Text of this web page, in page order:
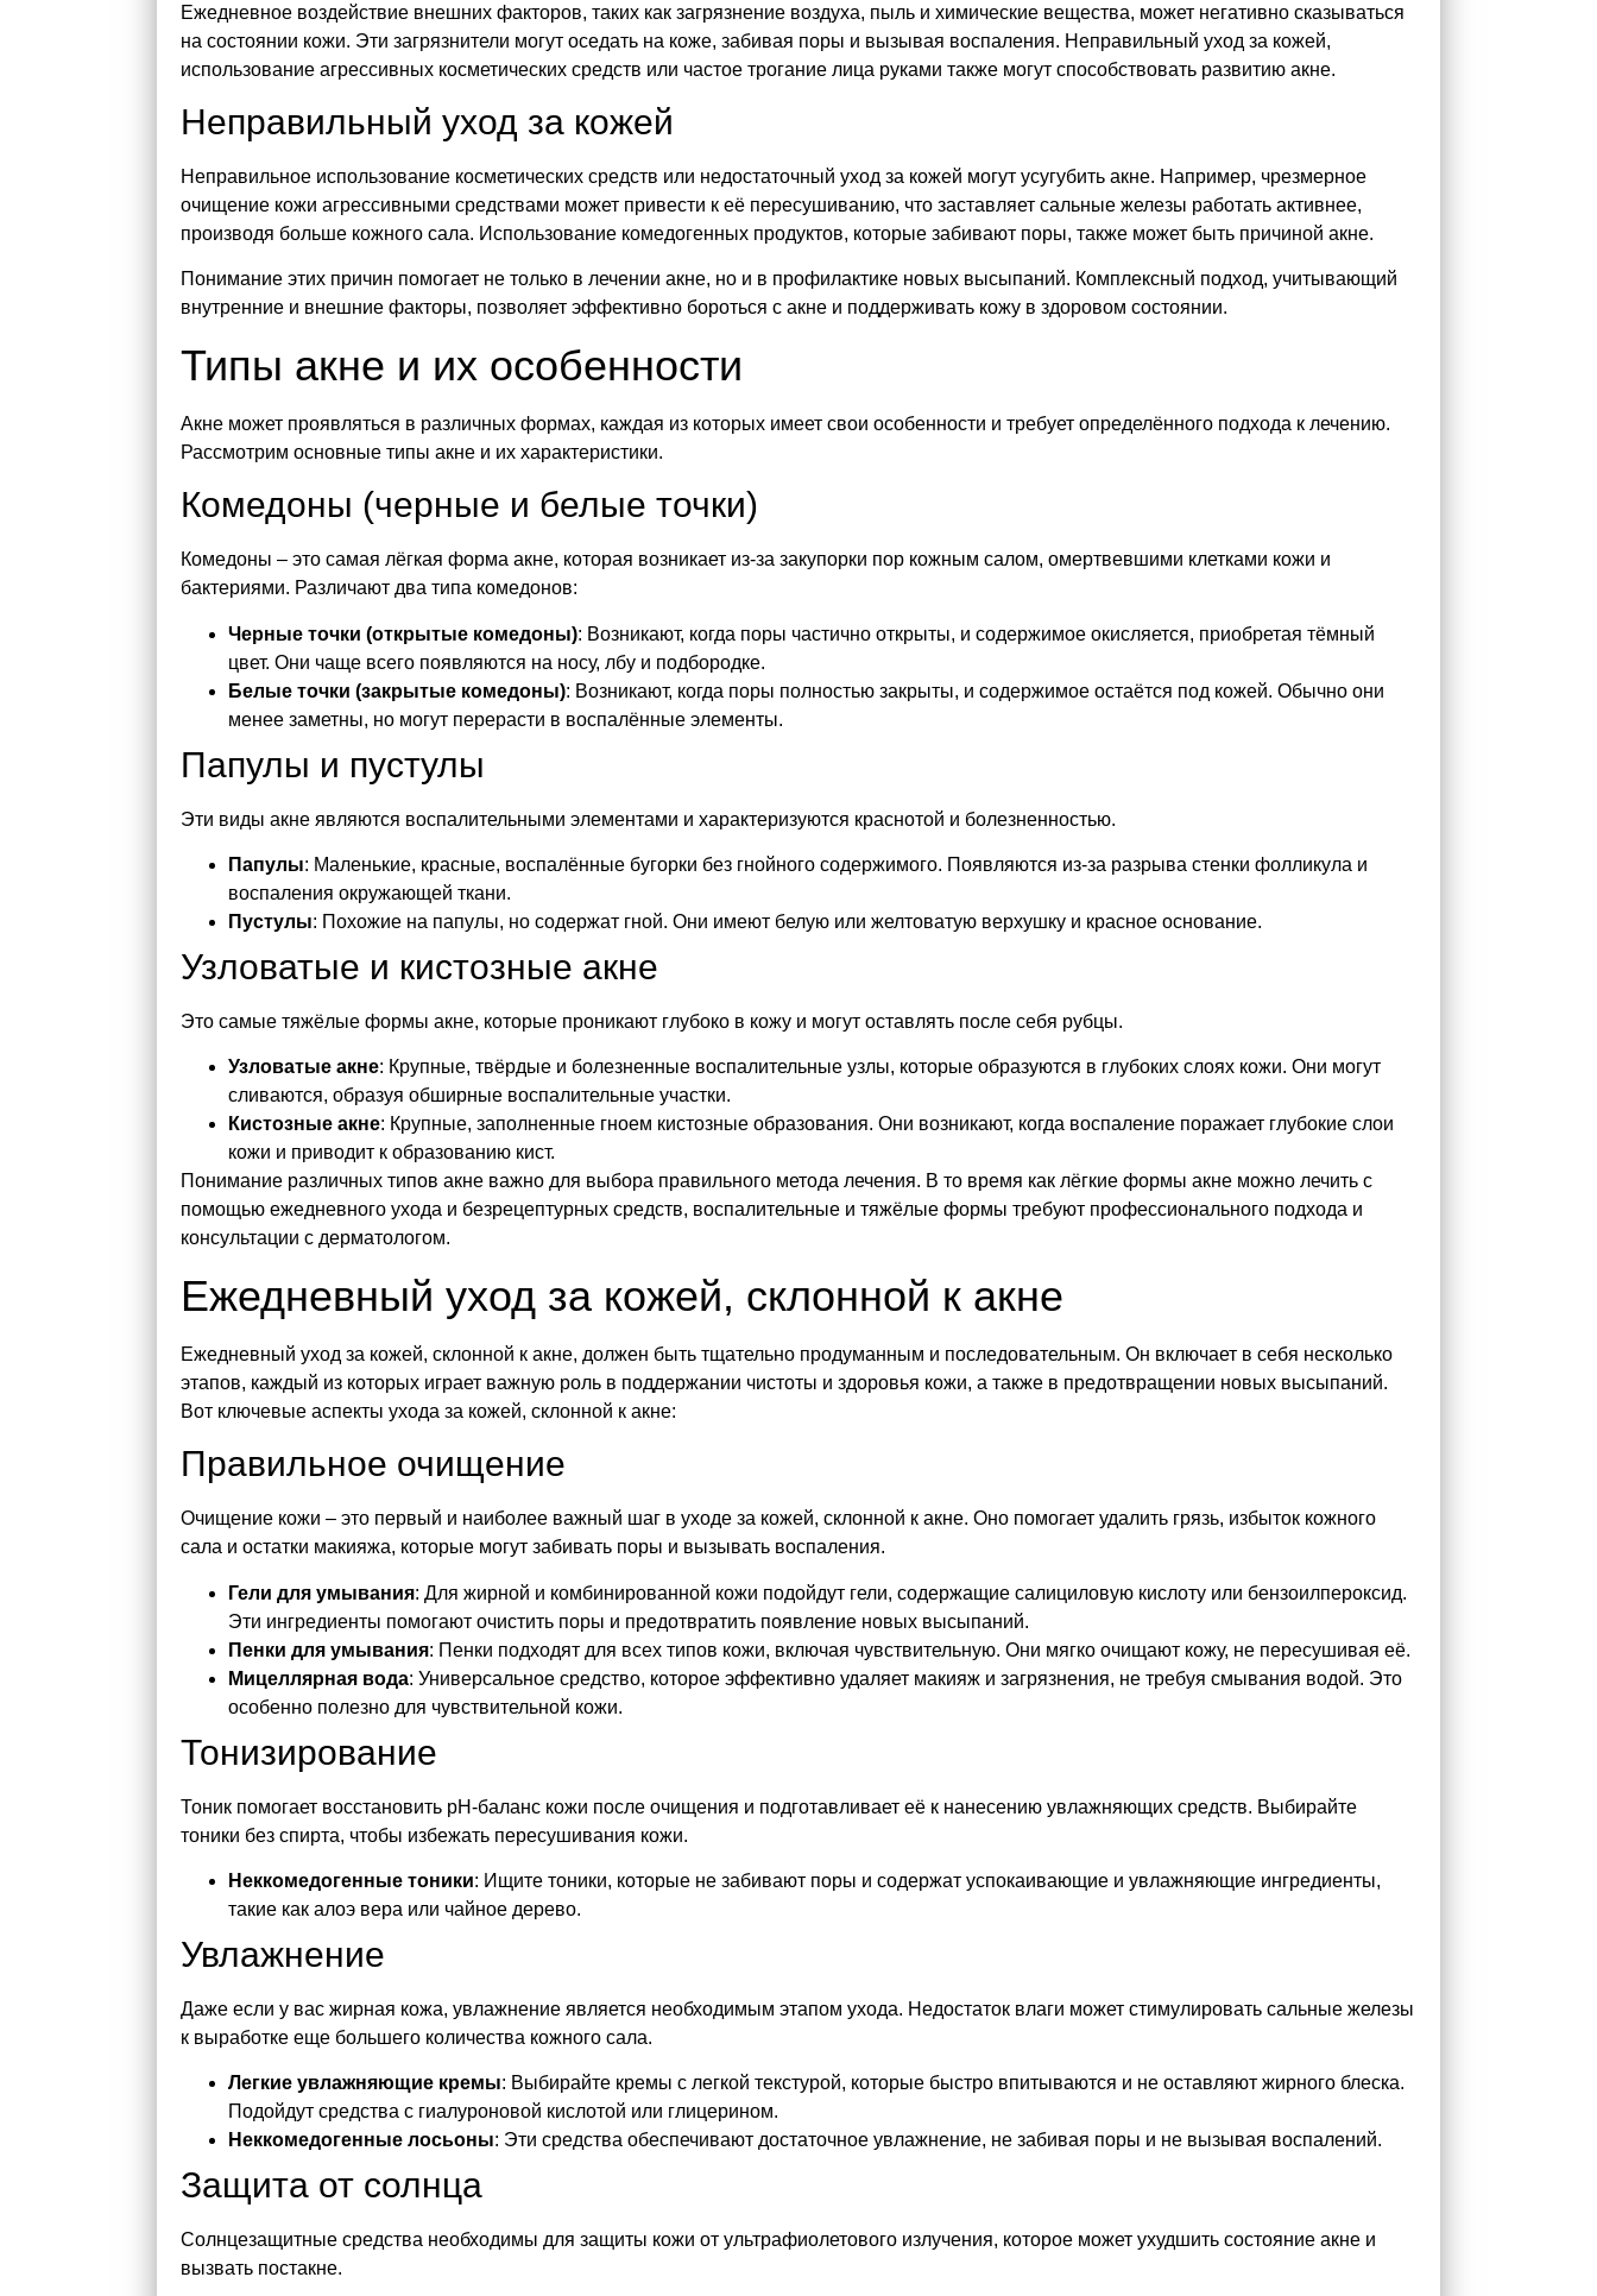
Ежедневное воздействие внешних факторов, таких как загрязнение воздуха, пыль и химические вещества, может негативно сказываться
на состоянии кожи. Эти загрязнители могут оседать на коже, забивая поры и вызывая воспаления. Неправильный уход за кожей,
использование агрессивных косметических средств или частое трогание лица руками также могут способствовать развитию акне.
Неправильный уход за кожей
Неправильное использование косметических средств или недостаточный уход за кожей могут усугубить акне. Например, чрезмерное
очищение кожи агрессивными средствами может привести к её пересушиванию, что заставляет сальные железы работать активнее,
производя больше кожного сала. Использование комедогенных продуктов, которые забивают поры, также может быть причиной акне.
Понимание этих причин помогает не только в лечении акне, но и в профилактике новых высыпаний. Комплексный подход, учитывающий
внутренние и внешние факторы, позволяет эффективно бороться с акне и поддерживать кожу в здоровом состоянии.
Типы акне и их особенности
Акне может проявляться в различных формах, каждая из которых имеет свои особенности и требует определённого подхода к лечению.
Рассмотрим основные типы акне и их характеристики.
Комедоны (черные и белые точки)
Комедоны – это самая лёгкая форма акне, которая возникает из-за закупорки пор кожным салом, омертвевшими клетками кожи и
бактериями. Различают два типа комедонов:
Черные точки (открытые комедоны): Возникают, когда поры частично открыты, и содержимое окисляется, приобретая тёмный
цвет. Они чаще всего появляются на носу, лбу и подбородке.
Белые точки (закрытые комедоны): Возникают, когда поры полностью закрыты, и содержимое остаётся под кожей. Обычно они
менее заметны, но могут перерасти в воспалённые элементы.
Папулы и пустулы
Эти виды акне являются воспалительными элементами и характеризуются краснотой и болезненностью.
Папулы: Маленькие, красные, воспалённые бугорки без гнойного содержимого. Появляются из-за разрыва стенки фолликула и
воспаления окружающей ткани.
Пустулы: Похожие на папулы, но содержат гной. Они имеют белую или желтоватую верхушку и красное основание.
Узловатые и кистозные акне
Это самые тяжёлые формы акне, которые проникают глубоко в кожу и могут оставлять после себя рубцы.
Узловатые акне: Крупные, твёрдые и болезненные воспалительные узлы, которые образуются в глубоких слоях кожи. Они могут
сливаются, образуя обширные воспалительные участки.
Кистозные акне: Крупные, заполненные гноем кистозные образования. Они возникают, когда воспаление поражает глубокие слои
кожи и приводит к образованию кист.
Понимание различных типов акне важно для выбора правильного метода лечения. В то время как лёгкие формы акне можно лечить с
помощью ежедневного ухода и безрецептурных средств, воспалительные и тяжёлые формы требуют профессионального подхода и
консультации с дерматологом.
Ежедневный уход за кожей, склонной к акне
Ежедневный уход за кожей, склонной к акне, должен быть тщательно продуманным и последовательным. Он включает в себя несколько
этапов, каждый из которых играет важную роль в поддержании чистоты и здоровья кожи, а также в предотвращении новых высыпаний.
Вот ключевые аспекты ухода за кожей, склонной к акне:
Правильное очищение
Очищение кожи – это первый и наиболее важный шаг в уходе за кожей, склонной к акне. Оно помогает удалить грязь, избыток кожного
сала и остатки макияжа, которые могут забивать поры и вызывать воспаления.
Гели для умывания: Для жирной и комбинированной кожи подойдут гели, содержащие салициловую кислоту или бензоилпероксид.
Эти ингредиенты помогают очистить поры и предотвратить появление новых высыпаний.
Пенки для умывания: Пенки подходят для всех типов кожи, включая чувствительную. Они мягко очищают кожу, не пересушивая её.
Мицеллярная вода: Универсальное средство, которое эффективно удаляет макияж и загрязнения, не требуя смывания водой. Это
особенно полезно для чувствительной кожи.
Тонизирование
Тоник помогает восстановить pH-баланс кожи после очищения и подготавливает её к нанесению увлажняющих средств. Выбирайте
тоники без спирта, чтобы избежать пересушивания кожи.
Неккомедогенные тоники: Ищите тоники, которые не забивают поры и содержат успокаивающие и увлажняющие ингредиенты,
такие как алоэ вера или чайное дерево.
Увлажнение
Даже если у вас жирная кожа, увлажнение является необходимым этапом ухода. Недостаток влаги может стимулировать сальные железы
к выработке еще большего количества кожного сала.
Легкие увлажняющие кремы: Выбирайте кремы с легкой текстурой, которые быстро впитываются и не оставляют жирного блеска.
Подойдут средства с гиалуроновой кислотой или глицерином.
Неккомедогенные лосьоны: Эти средства обеспечивают достаточное увлажнение, не забивая поры и не вызывая воспалений.
Защита от солнца
Солнцезащитные средства необходимы для защиты кожи от ультрафиолетового излучения, которое может ухудшить состояние акне и
вызвать постакне.